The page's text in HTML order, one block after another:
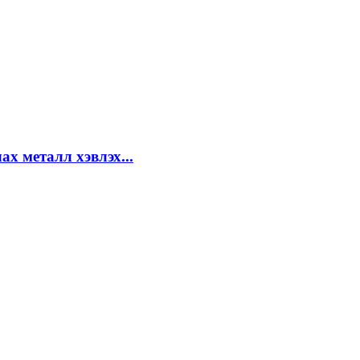
металл хэвлэх...